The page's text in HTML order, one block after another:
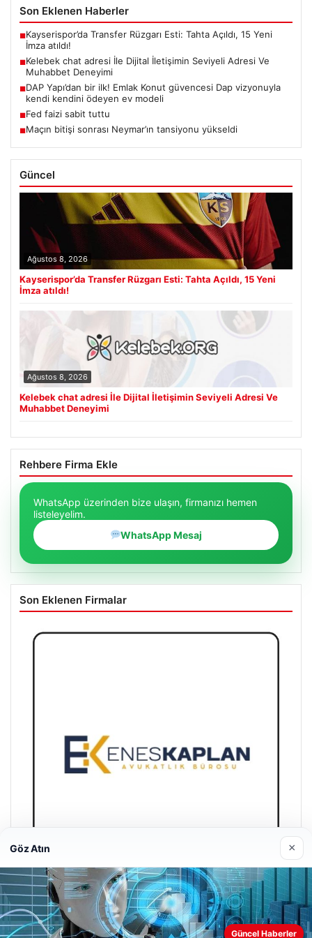
Son Eklenen Haberler
■Kayserispor’da Transfer Rüzgarı Esti: Tahta Açıldı, 15 Yeni
İmza atıldı!
■Kelebek chat adresi İle Dijital İletişimin Seviyeli Adresi Ve
Muhabbet Deneyimi
■DAP Yapı’dan bir ilk! Emlak Konut güvencesi Dap vizyonuyla
kendi kendini ödeyen ev modeli
■Fed faizi sabit tuttu
■Maçın bitişi sonrası Neymar’ın tansiyonu yükseldi
Güncel
Ağustos 8, 2026
Kayserispor’da Transfer Rüzgarı Esti: Tahta Açıldı, 15 Yeni
İmza atıldı!
Ağustos 8, 2026
Kelebek chat adresi İle Dijital İletişimin Seviyeli Adresi Ve
Muhabbet Deneyimi
Rehbere Firma Ekle
WhatsApp üzerinden bize ulaşın, firmanızı hemen
listeleyelim.
WhatsApp Mesaj
Son Eklenen Firmalar
Enes Kaplan Avukatlık Bürosu
Nisan 28, 2026
Göz Atın ×
Güncel Haberler